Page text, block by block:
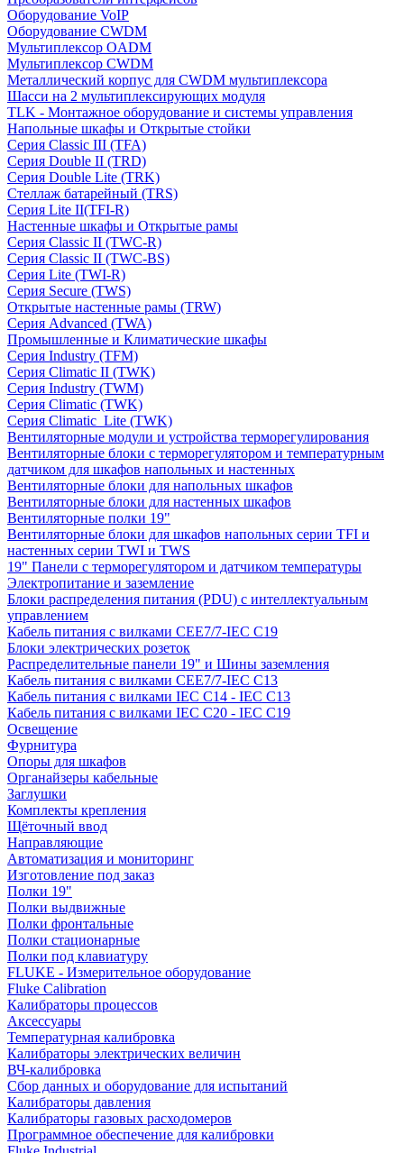
Оборудование VoIP
Оборудование CWDM
Мультиплекcор OADM
Мультиплексор CWDM
Металлический корпус для CWDM мультиплексора
Шасси на 2 мультиплексирующих модуля
TLK - Монтажное оборудование и системы управления
Напольные шкафы и Открытые стойки
Серия Classic III (TFA)
Серия Double II (TRD)
Серия Double Lite (TRK)
Стеллаж батарейный (TRS)
Серия Lite II(TFI-R)
Настенные шкафы и Открытые рамы
Серия Classic II (TWC-R)
Серия Classic II (TWC-BS)
Серия Lite (TWI-R)
Серия Secure (TWS)
Открытые настенные рамы (TRW)
Серия Advanced (TWA)
Промышленные и Климатические шкафы
Серия Industry (TFM)
Серия Climatic II (TWK)
Серия Industry (TWM)
Серия Climatic (TWK)
Серия Climatic_Lite (TWK)
Вентиляторные модули и устройства терморегулирования
Вентиляторные блоки с терморегулятором и температурным
датчиком для шкафов напольных и настенных
Вентиляторные блоки для напольных шкафов
Вентиляторные блоки для настенных шкафов
Вентиляторные полки 19"
Вентиляторные блоки для шкафов напольных серии TFI и
настенных серии TWI и TWS
19" Панели с терморегулятором и датчиком температуры
Электропитание и заземление
Блоки распределения питания (PDU) с интеллектуальным
управлением
Кабель питания с вилками CEE7/7-IEC C19
Блоки электрических розеток
Распределительные панели 19" и Шины заземления
Кабель питания с вилками CEE7/7-IEC C13
Кабель питания с вилками IEC C14 - IEC C13
Кабель питания с вилками IEC C20 - IEC C19
Освещение
Фурнитура
Опоры для шкафов
Органайзеры кабельные
Заглушки
Комплекты крепления
Щёточный ввод
Направляющие
Автоматизация и мониторинг
Изготовление под заказ
Полки 19"
Полки выдвижные
Полки фронтальные
Полки стационарные
Полки под клавиатуру
FLUKE - Измерительное оборудование
Fluke Calibration
Калибраторы процессов
Аксессуары
Температурная калибровка
Калибраторы электрических величин
ВЧ-калибровка
Сбор данных и оборудование для испытаний
Калибраторы давления
Калибраторы газовых расходомеров
Программное обеспечение для калибровки